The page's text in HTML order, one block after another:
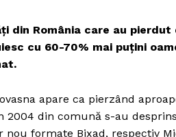
din România care au
cu 60-70% mai puțini
apare ca pierzând
din comună s-au
nou formate Bixad, respectiv